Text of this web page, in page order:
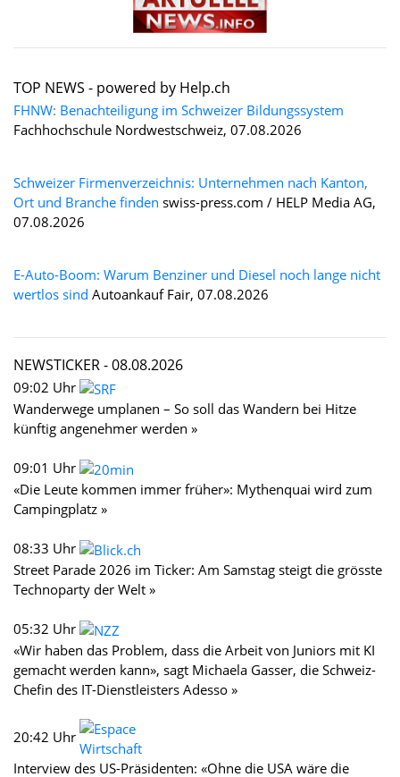
TOP NEWS - powered by Help.ch
FHNW: Benachteiligung im Schweizer Bildungssystem
Fachhochschule Nordwestschweiz, 07.08.2026
Schweizer Firmenverzeichnis: Unternehmen nach Kanton,
Ort und Branche finden swiss-press.com / HELP Media AG,
07.08.2026
E-Auto-Boom: Warum Benziner und Diesel noch lange nicht
wertlos sind Autoankauf Fair, 07.08.2026
NEWSTICKER -08.08.2026
09:02 Uhr
Wanderwege umplanen – So soll das Wandern bei Hitze
künftig angenehmer werden »
09:01 Uhr
«Die Leute kommen immer früher»: Mythenquai wird zum
Campingplatz »
08:33 Uhr
Street Parade 2026 im Ticker: Am Samstag steigt die grösste
Technoparty der Welt »
05:32 Uhr
«Wir haben das Problem, dass die Arbeit von Juniors mit KI
gemacht werden kann», sagt Michaela Gasser, die Schweiz-
Chefin des IT-Dienstleisters Adesso »
20:42 Uhr
Interview des US-Präsidenten: «Ohne die USA wäre die